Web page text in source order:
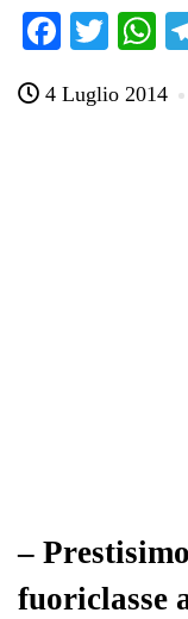
Fa
bo
T
tte ts
4 Luglio 2014
–
fuoriclasse